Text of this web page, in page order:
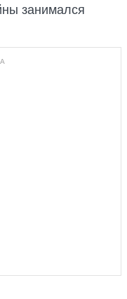
занимался